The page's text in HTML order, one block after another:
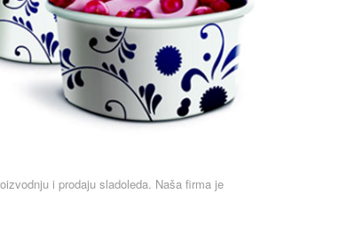
i prodaju sladoleda. Naša firma je